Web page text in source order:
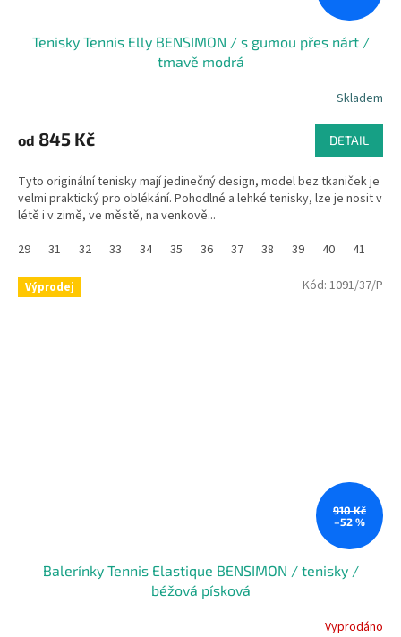
Tenisky Tennis Elly BENSIMON / s gumou přes nárt /
tmavě modrá
Skladem
od 845 Kč DETAIL
Tyto originální tenisky mají jedinečný design, model bez tkaniček je
velmi praktický pro oblékání. Pohodlné a lehké tenisky, lze je nosit v
létě i v zimě, ve městě, na venkově...
29
31 32 33 34 35 36 37 38 39 40 41
Výprodej
910 Kč
–52 %
Balerínky Tennis Elastique BENSIMON / tenisky /
béžová písková
Vyprodáno
Kód: 1091/37/P